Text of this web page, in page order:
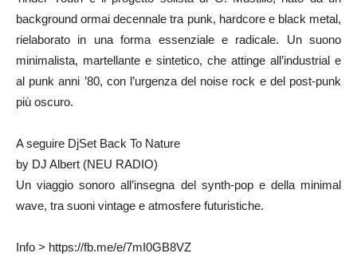
background ormai decennale tra punk, hardcore e black metal,
rielaborato in una forma essenziale e radicale. Un suono
minimalista, martellante e sintetico, che attinge all’industrial e
al punk anni ’80, con l’urgenza del noise rock e del post-punk
più oscuro.
A seguire DjSet Back To Nature
by DJ Albert (NEU RADIO)
Un viaggio sonoro all’insegna del synth-pop e della minimal
wave, tra suoni vintage e atmosfere futuristiche.
Info > https://fb.me/e/7mI0GB8VZ